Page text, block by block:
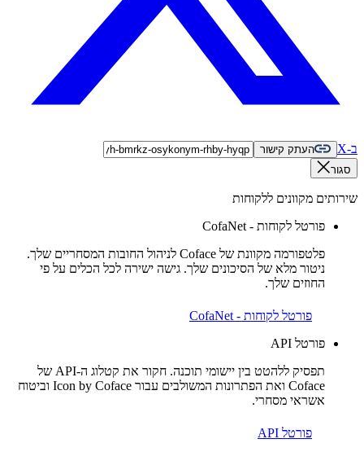
ב-X
העתק קישור
סגור
שירותים מקוונים ללקוחות
פורטל לקוחות - CofaNet
פלטפורמה מקוונת של Coface לניהול החובות המסחריים שלך.
ניטור מלא של הסיכונים שלך. גישה ישירה לכל הכלים על פי
החוזים שלך.
פורטל לקוחות - CofaNet
פורטל API
תפסיק ללהטט בין יישומי תוכנה. חקור את קטלוג ה-API של
Coface ואת הפתרונות המשולבים עבור Icon by Coface וביטוח
אשראי מסחרי.
פורטל API